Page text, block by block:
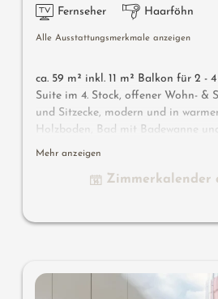
Fernseher Haarföhn
Alle Ausstattungsmerkmale anzeigen
ca. 59 m² inkl. 11 m² Balkon für 2 -
Suite im 4. Stock, offener Wohn- &
und Sitzecke, modern und in
Holzboden, Bad mit Badewanne
separates WC, Flat-TV, gratis W-
Wissenswertes: Klimaanlage und
Mehr anzeigen
Zimmerkalender